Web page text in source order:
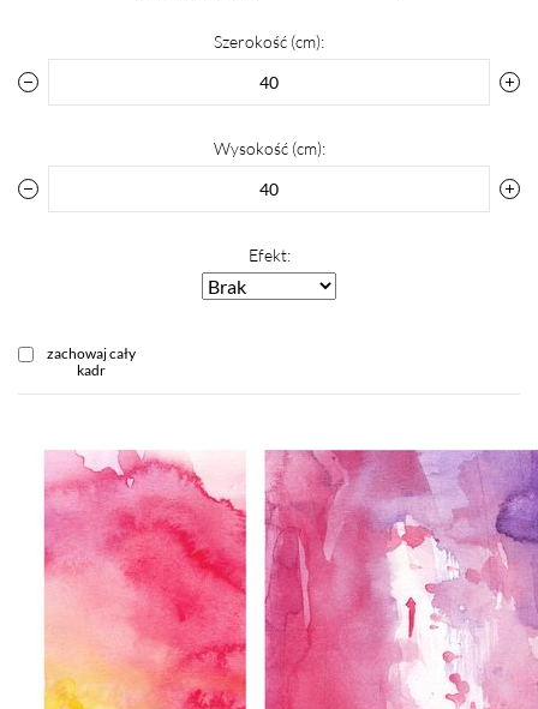
Szerokość (cm):
Wysokość (cm):
Efekt:
zachowaj cały
kadr